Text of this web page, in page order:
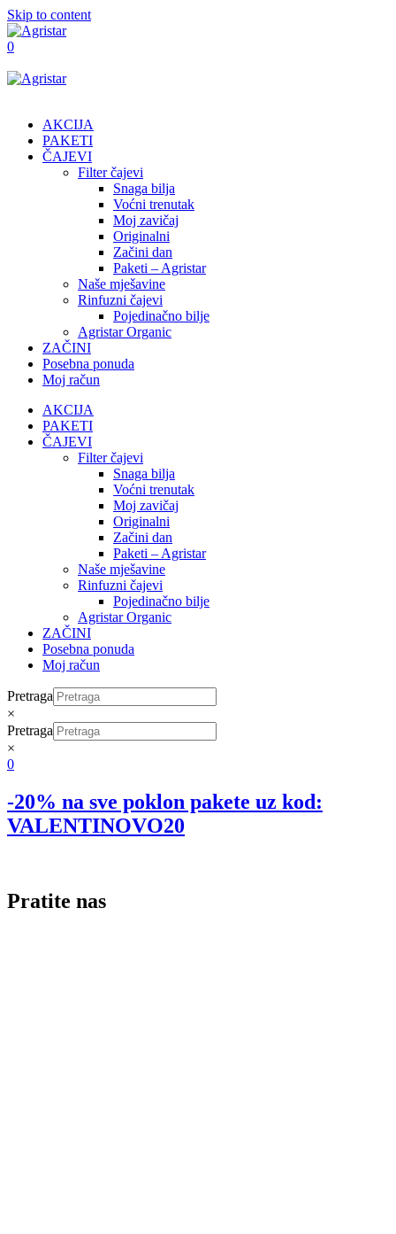
Skip to content
0
AKCIJA
PAKETI
ČAJEVI
Filter čajevi
Snaga bilja
Voćni trenutak
Moj zavičaj
Originalni
Začini dan
Paketi – Agristar
Naše mješavine
Rinfuzni čajevi
Pojedinačno bilje
Agristar Organic
ZAČINI
Posebna ponuda
Moj račun
AKCIJA
PAKETI
ČAJEVI
Filter čajevi
Snaga bilja
Voćni trenutak
Moj zavičaj
Originalni
Začini dan
Paketi – Agristar
Naše mješavine
Rinfuzni čajevi
Pojedinačno bilje
Agristar Organic
ZAČINI
Posebna ponuda
Moj račun
Pretraga
×
Pretraga
×
0
-20% na sve poklon pakete uz kod:
VALENTINOVO20
Pratite nas